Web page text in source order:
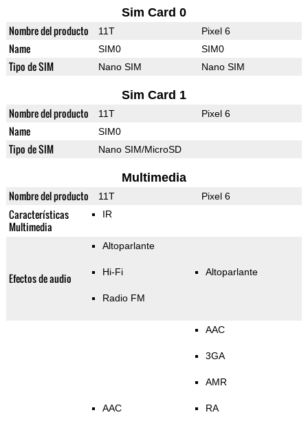
Sim Card 0
Nombre del producto 11T Pixel 6
Name SIM0 SIM0
Tipo de SIM Nano SIM Nano SIM
Sim Card 1
Nombre del producto 11T Pixel 6
Name SIM0
Tipo de SIM Nano SIM/MicroSD
Multimedia
Nombre del producto 11T Pixel 6
Características
Multimedia
IR
Efectos de audio
Altoparlante
Hi-Fi
Radio FM
Altoparlante
AAC
AAC
3GA
AMR
RA